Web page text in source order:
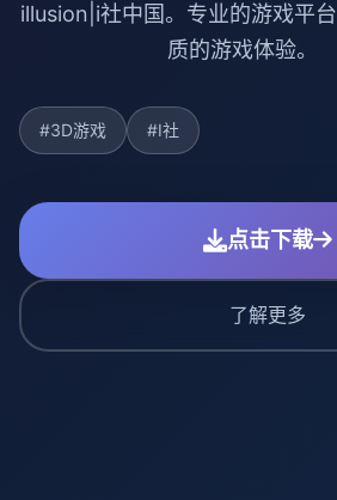
illusion|i社中国。专业的游戏平
质的游戏体验。
#3D游戏 #I社
点击下载
了解更多